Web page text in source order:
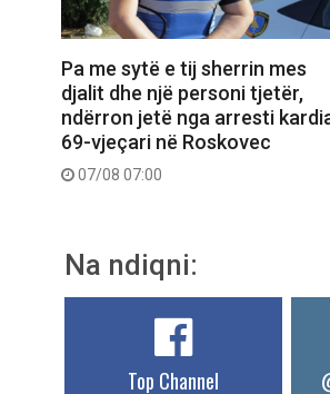
Pa me sytë e tij sherrin mes
djalit dhe një personi tjetër,
ndërron jetë nga arresti
69-vjeçari në Roskovec
07/08 07:00
Na ndiqni:
Top Channel